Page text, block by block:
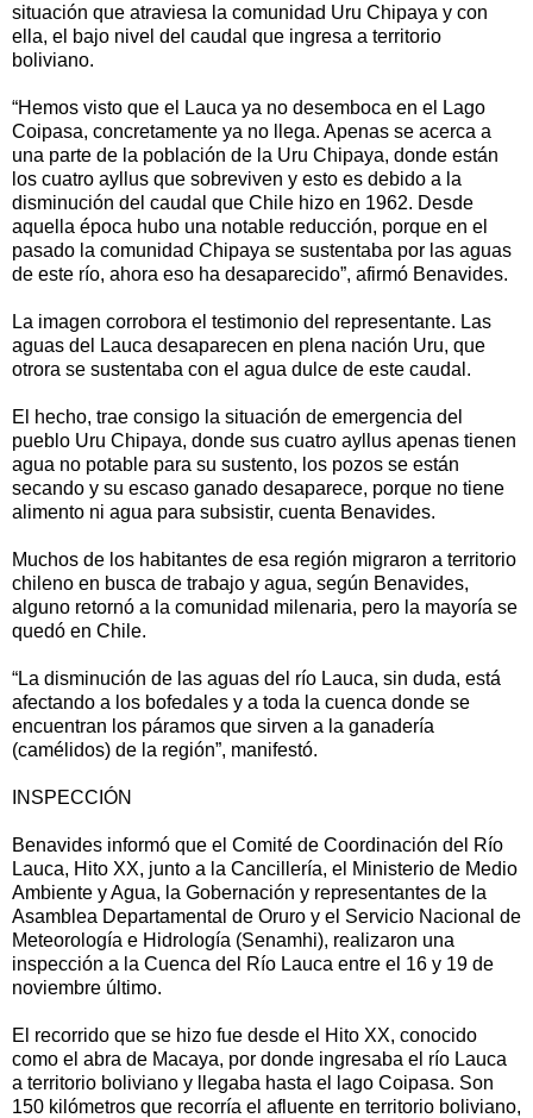
situación que atraviesa la comunidad Uru Chipaya y con
ella, el bajo nivel del caudal que ingresa a territorio
boliviano.
“Hemos visto que el Lauca ya no desemboca en el Lago
Coipasa, concretamente ya no llega. Apenas se acerca a
una parte de la población de la Uru Chipaya, donde están
los cuatro ayllus que sobreviven y esto es debido a la
disminución del caudal que Chile hizo en 1962. Desde
aquella época hubo una notable reducción, porque en el
pasado la comunidad Chipaya se sustentaba por las aguas
de este río, ahora eso ha desaparecido”, afirmó Benavides.
La imagen corrobora el testimonio del representante. Las
aguas del Lauca desaparecen en plena nación Uru, que
otrora se sustentaba con el agua dulce de este caudal.
El hecho, trae consigo la situación de emergencia del
pueblo Uru Chipaya, donde sus cuatro ayllus apenas tienen
agua no potable para su sustento, los pozos se están
secando y su escaso ganado desaparece, porque no tiene
alimento ni agua para subsistir, cuenta Benavides.
Muchos de los habitantes de esa región migraron a territorio
chileno en busca de trabajo y agua, según Benavides,
alguno retornó a la comunidad milenaria, pero la mayoría se
quedó en Chile.
“La disminución de las aguas del río Lauca, sin duda, está
afectando a los bofedales y a toda la cuenca donde se
encuentran los páramos que sirven a la ganadería
(camélidos) de la región”, manifestó.
INSPECCIÓN
Benavides informó que el Comité de Coordinación del Río
Lauca, Hito XX, junto a la Cancillería, el Ministerio de Medio
Ambiente y Agua, la Gobernación y representantes de la
Asamblea Departamental de Oruro y el Servicio Nacional de
Meteorología e Hidrología (Senamhi), realizaron una
inspección a la Cuenca del Río Lauca entre el 16 y 19 de
noviembre último.
El recorrido que se hizo fue desde el Hito XX, conocido
como el abra de Macaya, por donde ingresaba el río Lauca
a territorio boliviano y llegaba hasta el lago Coipasa. Son
150 kilómetros que recorría el afluente en territorio boliviano,